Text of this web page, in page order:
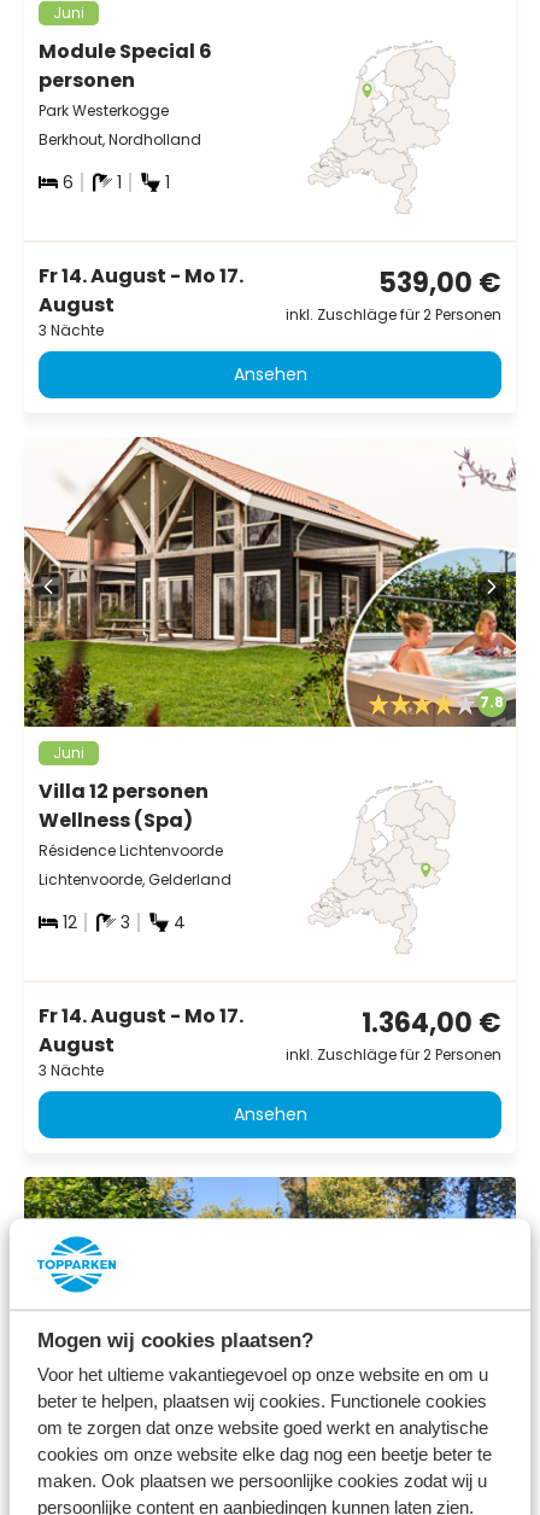
Mogen wij cookies plaatsen?
Voor het ultieme vakantiegevoel op onze website en om u
beter te helpen, plaatsen wij cookies. Functionele cookies
om te zorgen dat onze website goed werkt en analytische
cookies om onze website elke dag nog een beetje beter te
maken. Ook plaatsen we persoonlijke cookies zodat wij u
persoonlijke content en aanbiedingen kunnen laten zien.
Juni
Module Special 6
personen
Park Westerkogge
Berkhout, Nordholland
6 1 1
Fr 14. August - Mo 17.
August
3 Nächte
539,00 €
inkl. Zuschläge für 2 Personen
Ansehen
7.8
Juni
Villa 12 personen
Wellness (Spa)
Résidence Lichtenvoorde
Lichtenvoorde, Gelderland
12 3 4
Fr 14. August - Mo 17.
August
3 Nächte
1.364,00 €
inkl. Zuschläge für 2 Personen
Ansehen
Juni